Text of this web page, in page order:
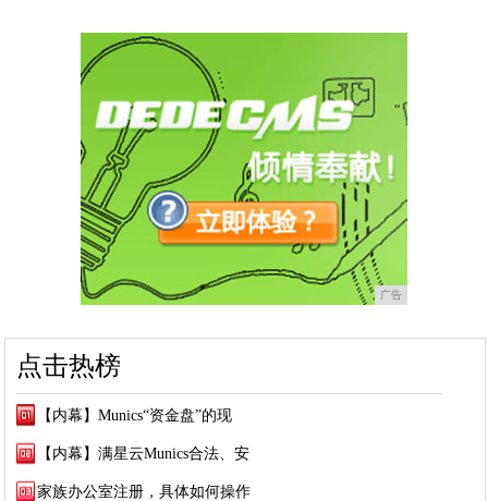
广告
点击热榜
【内幕】Munics“资金盘”的现
【内幕】满星云Munics合法、安
家族办公室注册，具体如何操作